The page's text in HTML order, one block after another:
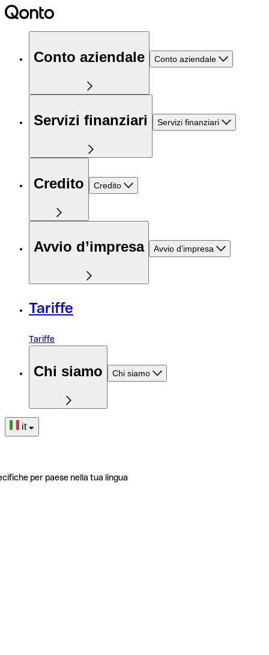
Conto aziendale Conto aziendale
Servizi finanziari Servizi finanziari
Credito Credito
Avvio d’impresa Avvio d’impresa
Tariffe
Tariffe
Chi siamo Chi siamo
it
per paese nella tua lingua